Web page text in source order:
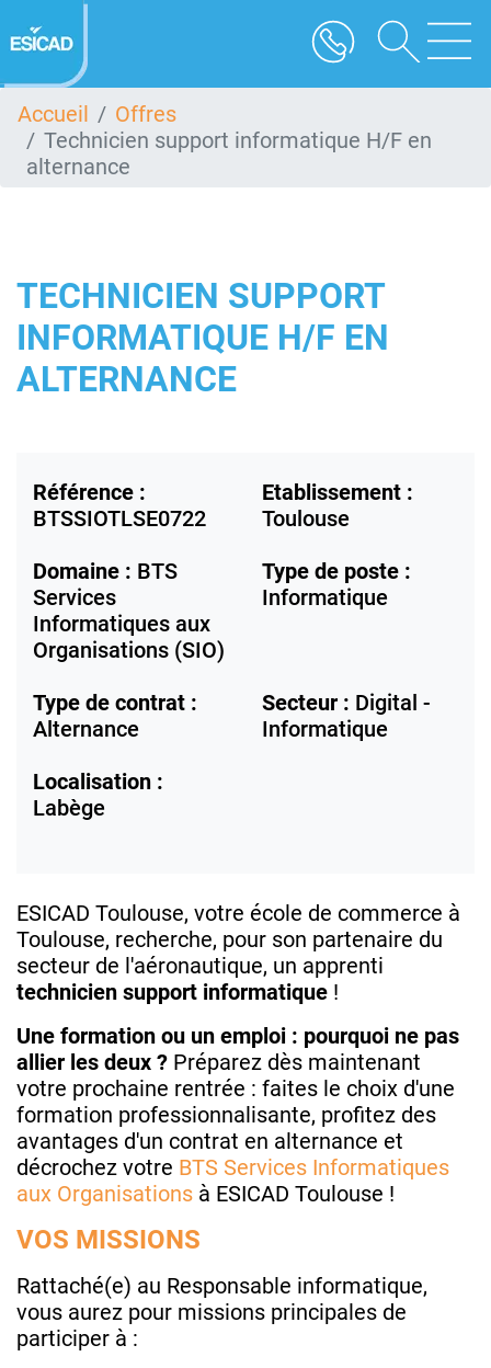
au
contenu
Accueil
Offres
Technicien support informatique H/F en
alternance
TECHNICIEN SUPPORT
INFORMATIQUE H/F EN
ALTERNANCE
Référence :
BTSSIOTLSE0722
Etablissement :
Toulouse
Domaine : BTS
Services
Informatiques aux
Organisations (SIO)
Type de poste :
Informatique
Type de contrat :
Alternance
Secteur : Digital -
Informatique
Localisation :
Labège
ESICAD Toulouse, votre école de commerce à
Toulouse, recherche, pour son partenaire du
secteur de l'aéronautique, un apprenti
technicien support informatique !
Une formation ou un emploi : pourquoi ne pas
allier les deux ? Préparez dès maintenant
votre prochaine rentrée : faites le choix d'une
formation professionnalisante, profitez des
avantages d'un contrat en alternance et
décrochez votre BTS Services Informatiques
aux Organisations à ESICAD Toulouse !
VOS MISSIONS
Rattaché(e) au Responsable informatique,
vous aurez pour missions principales de
participer à :